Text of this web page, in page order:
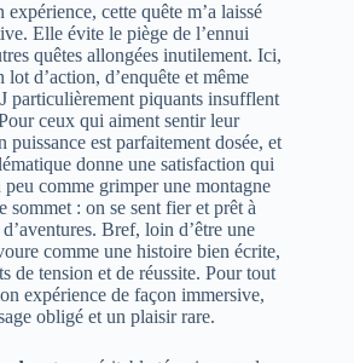
cette quête m’a laissé
Elle évite le piège de l’ennui
quêtes allongées inutilement. Ici,
lot d’action, d’enquête et même
particulièrement piquants insufflent
ceux qui aiment sentir leur
puissance est parfaitement dosée, et
donne une satisfaction qui
peu comme grimper une montagne
: on se sent fier et prêt à
Bref, loin d’être une
comme une histoire bien écrite,
de tension et de réussite. Pour tout
expérience de façon immersive,
obligé et un plaisir rare.